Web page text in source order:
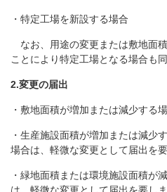
・特定工場を新設する場合
なお、用途の変更または敷地面
ことにより特定工場となる場合も
2.変更の届出
・敷地面積が増加または減少する
・生産施設面積が増加または減少
場合は、軽微な変更として届出を要
・緑地面積または環境施設面積が